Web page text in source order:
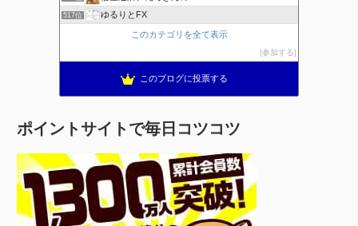
517位 ゆるりとFX
このカテゴリを全て表示
参加する
このブログに投票する
ポイントサイトで毎日コツコツ